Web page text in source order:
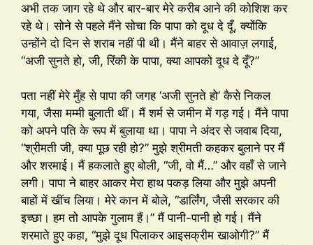
अभी तक जाग रहे थे और बार-बार मेरे करीब आने की कोशिश कर
रहे थे। सोने से पहले मैंने सोचा कि पापा को दूध दे दूँ, क्योंकि
उन्होंने दो दिन से शराब नहीं पी थी। मैंने बाहर से आवाज़ लगाई,
“अजी सुनते हो, जी, रिंकी के पापा, क्या आपको दूध दे दूँ?”
पता नहीं मेरे मुँह से पापा की जगह ‘अजी सुनते हो’ कैसे निकल
गया, जैसा मम्मी बुलाती थीं। मैं शर्म से जमीन में गड़ गई। मैंने पापा
को अपने पति के रूप में बुलाया था। पापा ने अंदर से जवाब दिया,
“श्रीमती जी, क्या पूछ रही हो?” मुझे श्रीमती कहकर बुलाने पर मैं
और शरमाई। मैं हकलाते हुए बोली, “जी, वो मैं…” और वहाँ से जाने
लगी। पापा ने बाहर आकर मेरा हाथ पकड़ लिया और मुझे अपनी
बाहों में खींच लिया। मेरे कान में बोले, “डार्लिंग, जैसी सरकार की
इच्छा। हम तो आपके गुलाम हैं।” मैं पानी-पानी हो गई। मैंने
शरमाते हुए कहा, “मुझे दूध पिलाकर आइसक्रीम खाओगी?” मैं